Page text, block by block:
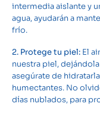
intermedia aislante y
agua, ayudarán a
frío.
2. Protege tu piel: El
nuestra piel,
asegúrate de
humectantes. No
días nublados, para